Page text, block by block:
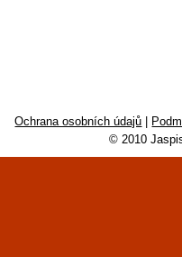
Ochrana osobních údajů
© 2010